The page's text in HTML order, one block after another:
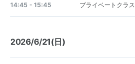
14:45 - 15:45 プライベートクラス
2026/6/21(日)